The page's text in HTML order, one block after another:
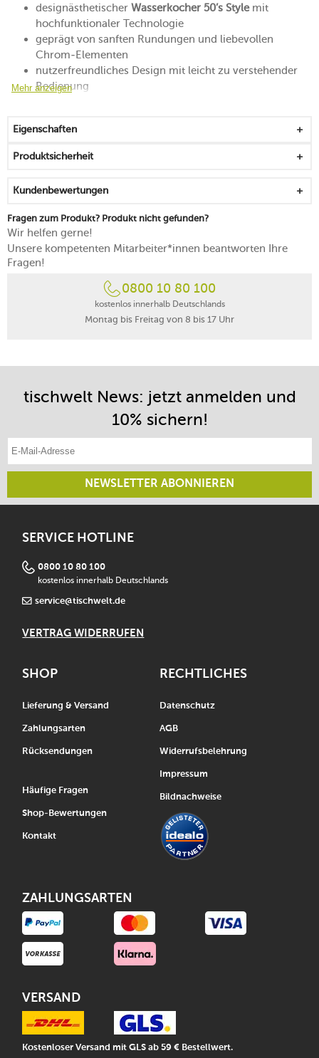
designästhetischer Wasserkocher 50’s Stylemit
hochfunktionaler Technologie
geprägt von sanften Rundungen und liebevollen
Chrom-Elementen
nutzerfreundliches Design mit leicht zu verstehender
Bedienung
wird der Hebel in Bewegung gesetzt, leuchtet er auf
Abschaltautomatik, die bei 100 °C reagiert
steht sicher auf rutschfesten Füßen
Netzkabel misst 1,0 m in der Länge
Kabelaufwicklung befindet sich im verchromten Sockel
Wasserstand wird angezeigt
Filter aus Edelstahl lässt sich leicht abwischen
Mehr anzeigen
Eigenschaften
Produktsicherheit
Kundenbewertungen
Fragen zum Produkt? Produkt nicht gefunden?
Wir helfen gerne!
Unsere kompetenten Mitarbeiter*innen beantworten Ihre
Fragen!
0800 10 80 100
kostenlos innerhalb Deutschlands
Montag bis Freitag von 8 bis 17 Uhr
tischwelt News: jetzt anmelden und
10% sichern!
NEWSLETTER ABONNIEREN
SERVICE HOTLINE
0800 10 80 100
kostenlos innerhalb Deutschlands
service@tischwelt.de
VERTRAG WIDERRUFEN
SHOP
Lieferung & Versand
Zahlungsarten
Rücksendungen
Häufige Fragen
Shop-Bewertungen
Kontakt
RECHTLICHES
Datenschutz
AGB
Widerrufsbelehrung
Impressum
Bildnachweise
ZAHLUNGSARTEN
VERSAND
Kostenloser Versand mit GLS ab 59 € Bestellwert.